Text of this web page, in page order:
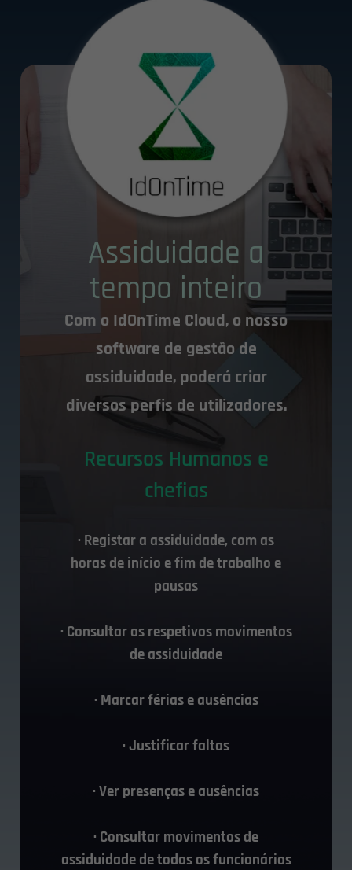
Assiduidade a
tempo inteiro
Com o IdOnTime Cloud, o nosso
software de gestão de
assiduidade, poderá criar
diversos perfis de utilizadores.
Recursos Humanos e
chefias
· Registar a assiduidade, com as
horas de início e fim de trabalho e
pausas
· Consultar os respetivos movimentos
de assiduidade
· Marcar férias e ausências
· Justificar faltas
· Ver presenças e ausências
· Consultar movimentos de
assiduidade de todos os funcionários